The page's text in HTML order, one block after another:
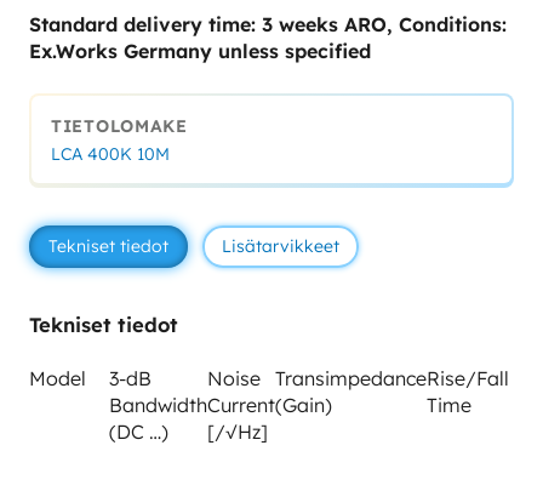
Standard delivery time: 3 weeks ARO, Conditions:
Ex.Works Germany unless specified
TIETOLOMAKE
LCA 400K 10M
Tekniset tiedot Lisätarvikkeet
Tekniset tiedot
Model
3-dB
Bandwidth
(DC …)
Noise
Current
[/√Hz]
Transimpedance
(Gain)
Rise/Fall
Time